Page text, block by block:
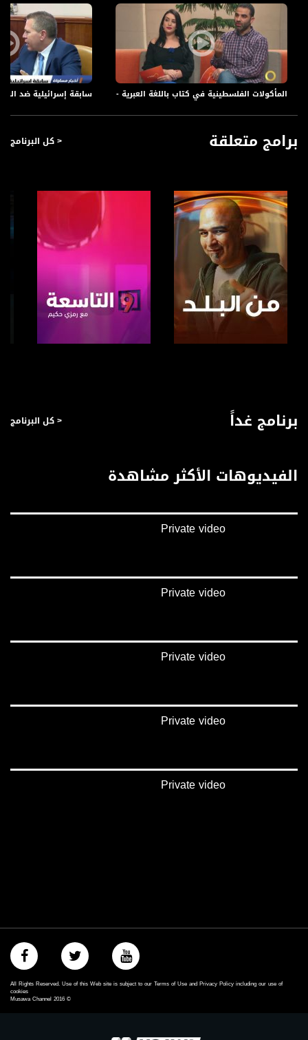
سابقة إسرائيلية ضد السلطة
المأكولات الفلسطينية في كتاب باللغة العبرية - دخل صفدي - #صباحنا_غير- 24-11-2016- مساواة
برامج متعلقة < كل البرنامج
برنامج غداً < كل البرنامج
الفيديوهات الأكثر مشاهدة
Private video
Private video
Private video
Private video
Private video
All Rights Reserved. Use of this Web site is subject to our Terms of Use and Privacy Policy including our use of
cookies
©
2016